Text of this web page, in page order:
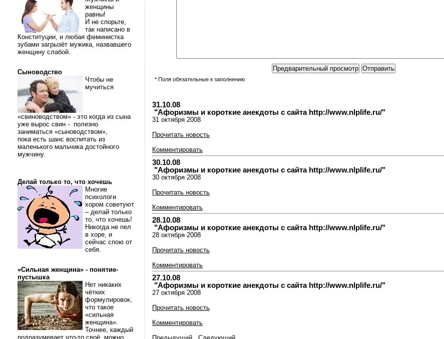
женщины
равны!
И не спорьте,
так написано в
Конституции, и любая феминистка
зубами загрызёт мужика, назвавшего
женщину слабой.
Сыноводство
Чтобы не
мучиться
«свиноводством» - это когда из сына
уже вырос свин - полезно
заниматься «сыноводством»,
пока есть шанс воспитать из
маленького мальчика достойного
мужчину.
Делай только то, что хочешь
Многие
психологи
хором советуют
– делай только
то, что хочешь!
Никогда не пел
в хоре, и
сейчас спою от
себя.
«Сильная женщина» - понятие-
пустышка
Нет никаких
чётких
формулировок,
что такое
«сильная
женщина».
Точнее, каждый
подразумевает что-то своё, можно
* Поля обязательные к заполнению
31.10.08
"Афоризмы и короткие анекдоты с сайта http://www.nlplife.ru/"
31 октября 2008
Прочитать новость
Комментировать
30.10.08
"Афоризмы и короткие анекдоты с сайта http://www.nlplife.ru/"
30 октября 2008
Прочитать новость
Комментировать
28.10.08
"Афоризмы и короткие анекдоты с сайта http://www.nlplife.ru/"
28 октября 2008
Прочитать новость
Комментировать
27.10.08
"Афоризмы и короткие анекдоты с сайта http://www.nlplife.ru/"
27 октября 2008
Прочитать новость
Комментировать